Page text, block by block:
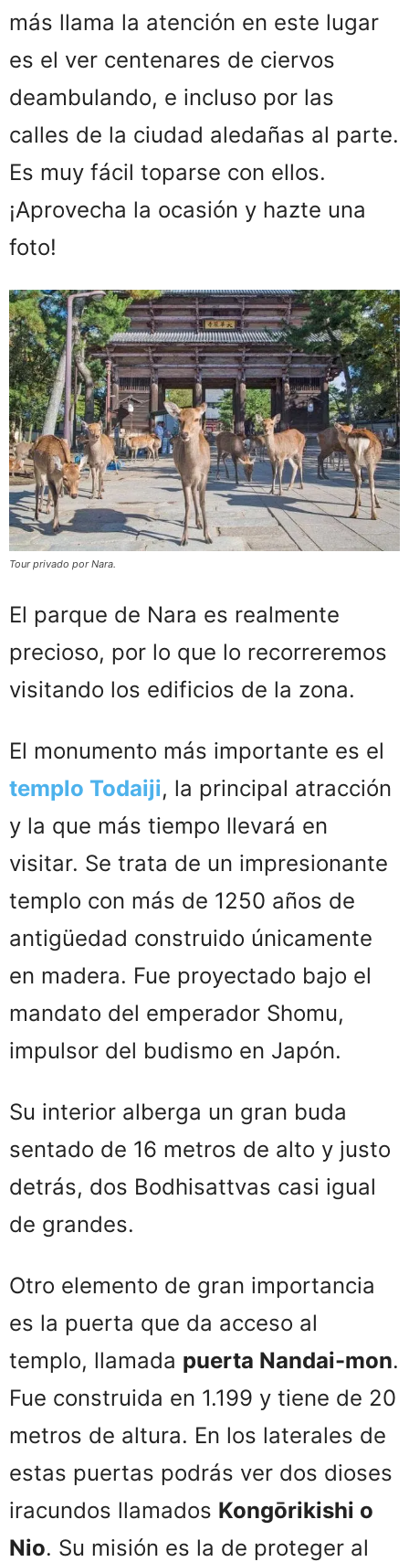
más llama la atención en este lugar
es el ver centenares de ciervos
deambulando, e incluso por las
calles de la ciudad aledañas al parte.
Es muy fácil toparse con ellos.
¡Aprovecha la ocasión y hazte una
foto!
Tour privado por Nara.
El parque de Nara es realmente
precioso, por lo que lo recorreremos
visitando los edificios de la zona.
El monumento más importante es el
templo Todaiji, la principal atracción
y la que más tiempo llevará en
visitar. Se trata de un impresionante
templo con más de 1250 años de
antigüedad construido únicamente
en madera. Fue proyectado bajo el
mandato del emperador Shomu,
impulsor del budismo en Japón.
Su interior alberga un gran buda
sentado de 16 metros de alto y justo
detrás, dos Bodhisattvas casi igual
de grandes.
Otro elemento de gran importancia
es la puerta que da acceso al
templo, llamada puerta Nandai-mon.
Fue construida en 1.199 y tiene de 20
metros de altura. En los laterales de
estas puertas podrás ver dos dioses
iracundos llamados Kongōrikishi o
Nio. Su misión es la de proteger al